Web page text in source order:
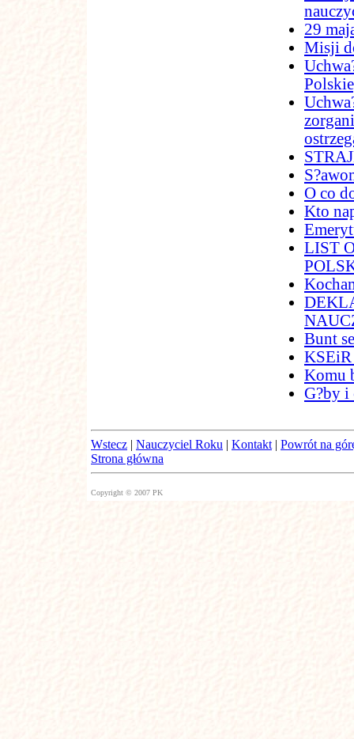
29
Misji
O co
Kto
LIST
Bunt
KSEiR
Komu
G?by i
Wstecz | Nauczyciel Roku | Kontakt | Powrót na
Strona główna
Copyright © 2007 PK